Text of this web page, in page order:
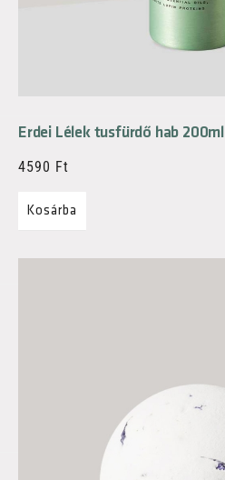
Erdei Lélek tusfürdő hab 200ml
4590 Ft
Kosárba